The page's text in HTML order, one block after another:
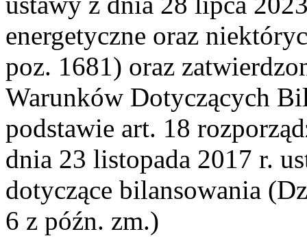
energetyczne oraz
poz. 1681) oraz
Warunków Dotyczących
podstawie art. 18
dnia 23 listopada 2017 r.
dotyczące bilansowania
6 z późn. zm.)